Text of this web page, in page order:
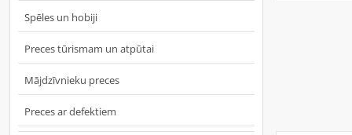
Spēles un hobiji
Preces tūrismam un atpūtai
Mājdzīvnieku preces
Preces ar defektiem